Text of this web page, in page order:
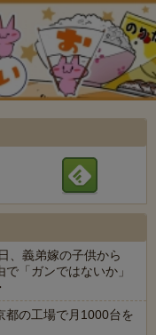
、義弟嫁の子供から
「ガンではないか」
都の工場で月1000台を